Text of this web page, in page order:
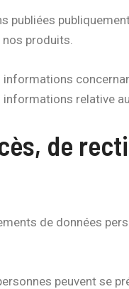
publiées
produits.
relative
de
de données
peuvent se